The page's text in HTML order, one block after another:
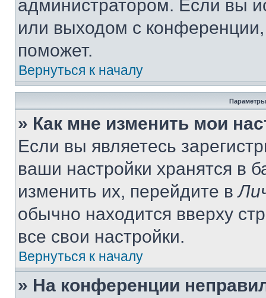
администратором. Если вы
или выходом с
поможет.
Вернуться к началу
Параметры
» Как мне изменить мои
Если вы являетесь
ваши настройки хранятся в
изменить их, перейдите в
обычно находится вверху
все свои настройки.
Вернуться к началу
» На конференции